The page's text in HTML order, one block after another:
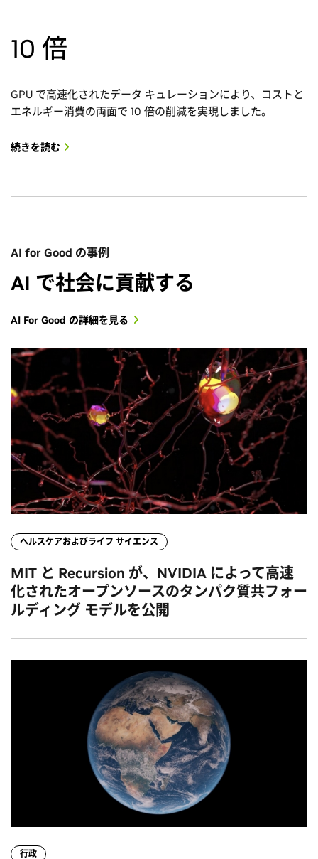
10 倍
GPU で高速化されたデータ キュレーションにより、コストと
エネルギー消費の両面で 10 倍の削減を実現しました。
続きを読む
AI for Good の事例
AI で社会に貢献する
AI For Good の詳細を見る
ヘルスケアおよびライフ サイエンス
MIT と Recursion が、NVIDIA によって高速
化されたオープンソースのタンパク質共フォー
ルディング モデルを公開
行政